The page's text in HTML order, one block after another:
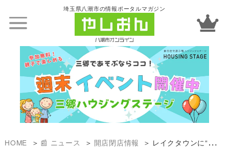
埼玉県八潮市の情報ポータルマガジン
HOME 📰 ニュース 開店閉店情報 レイクタウンに“いちばん近いサンセット” 「KNOWS COFFEE」埼玉2号店が5月30日オープン